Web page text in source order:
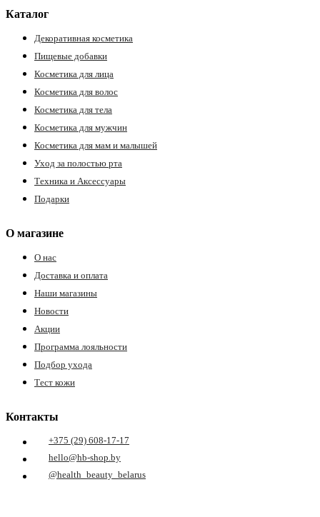
Каталог
Декоративная косметика
Пищевые добавки
Косметика для лица
Косметика для волос
Косметика для тела
Косметика для мужчин
Косметика для мам и малышей
Уход за полостью рта
Техника и Аксессуары
Подарки
О магазине
О нас
Доставка и оплата
Наши магазины
Новости
Акции
Программа лояльности
Подбор ухода
Тест кожи
Контакты
+375 (29) 608-17-17
hello@hb-shop.by
@health_beauty_belarus